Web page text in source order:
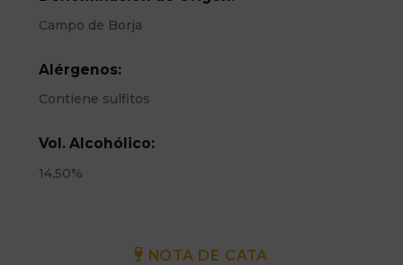
Campo de Borja
Alérgenos:
Contiene sulfitos
Vol. Alcohólico:
14,50%
NOTA DE CATA